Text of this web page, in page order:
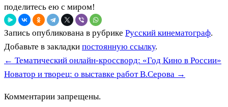
поделитесь ею с миром!
Запись опубликована в рубрике Русский кинематограф.
Добавьте в закладки постоянную ссылку.
← Тематический онлайн-кроссворд: «Год Кино в России»
Новатор и творец: о выставке работ В.Серова →
Комментарии запрещены.